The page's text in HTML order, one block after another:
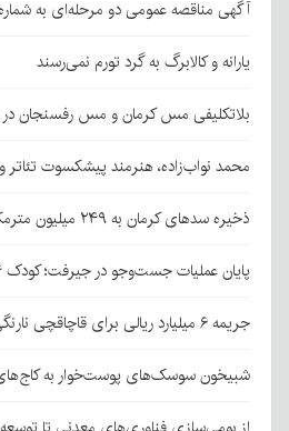
آگهی مناقصه عمومی دو مرحله‌ای به شماره ۰۵-۱۴۰۵ (تجدید
یارانه و کالابرگ به گرد تورم نمی‌رسند
بلاتکلیفی مس کرمان و مس رفسنجان
محمد نواب‌زاده، هنرمند پیشکسوت
ذخیره سدهای کرمان به ۲۴۹ میلیون مترمکعب رسید
پایان عملیات جست‌وجو در جیرفت؛ کودک ۴ ساله دلفاردی پیدا شد
جریمه ۶ میلیارد ریالی برای قاچاقچی نارنگی پاکستانی در بافت
شبیخون سوسک‌های پوست‌خوار به